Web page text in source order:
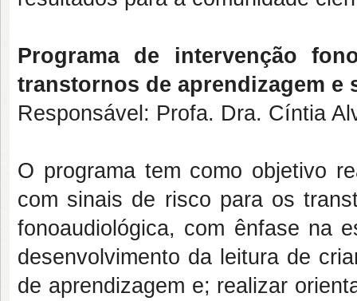
Programa de intervenção
transtornos de aprendizagem e
Responsável: Profa. Dra. Cíntia
O programa tem como objetivo
com sinais de risco para os
fonoaudiológica, com ênfase na
desenvolvimento da leitura de
de aprendizagem e; realizar